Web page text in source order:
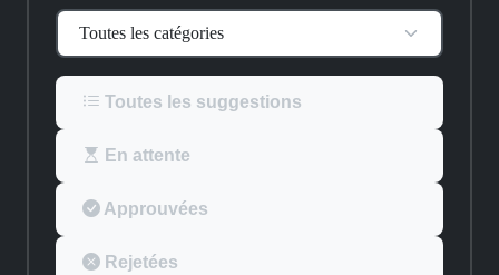
Toutes les suggestions
En attente
Approuvées
Rejetées